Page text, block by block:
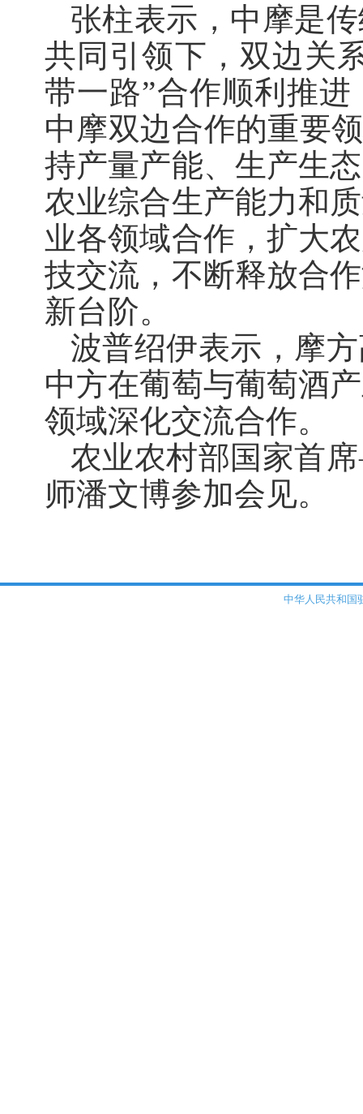
张柱表示，中摩是
共同引领下，双边关
带一路”合作顺利推
中摩双边合作的重要
持产量产能、生产生
农业综合生产能力和
业各领域合作，扩大
技交流，不断释放合
新台阶。
波普绍伊表示，摩
中方在葡萄与葡萄酒
领域深化交流合作。
农业农村部国家首
师潘文博参加会见。
中华人民共和国